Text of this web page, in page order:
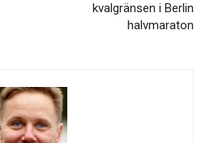
kvalgränsen i Berlin
halvmaraton